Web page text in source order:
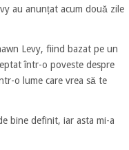
au anunțat acum două zile
Levy, fiind bazat pe un
într-o poveste despre
o lume care vrea să te
bine definit, iar asta mi-a